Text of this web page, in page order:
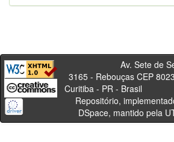
Av. Sete de
3165 - Rebouças CEP
Curitiba - PR -
Repositório,
DSpace, mantido pela